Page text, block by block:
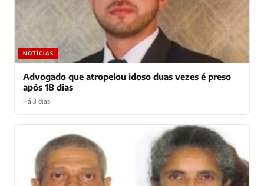
NOTÍCIAS
Advogado que atropelou idoso duas vezes é preso
após 18 dias
Há 3 dias